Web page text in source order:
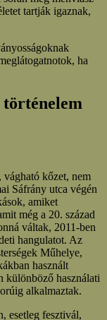
tartják igaznak,
ha
történelem
kőzet, nem
Sáfrány utca végén
amiket
még a 20. század
váltak, 2011-ben
hangulatot. Az
Műhelye,
használt
különböző használati
alkalmaztak.
esetleg fesztivál,